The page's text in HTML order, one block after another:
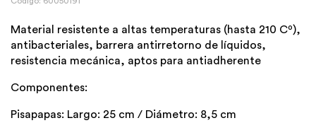
Material resistente a altas temperaturas (hasta 210 Cº),
antibacteriales, barrera antirretorno de líquidos,
resistencia mecánica, aptos para antiadherente
Componentes:
Pisapapas: Largo: 25 cm / Diámetro: 8,5 cm